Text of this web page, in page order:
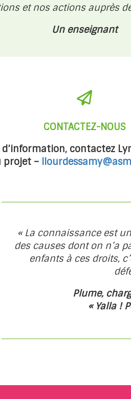
et nos actions auprès
Un enseignant
CONTACTEZ-NOUS
contactez
projet –
« La connaissance est
des causes dont on n’a
enfants à ces droits,
Plume,
« Yalla !